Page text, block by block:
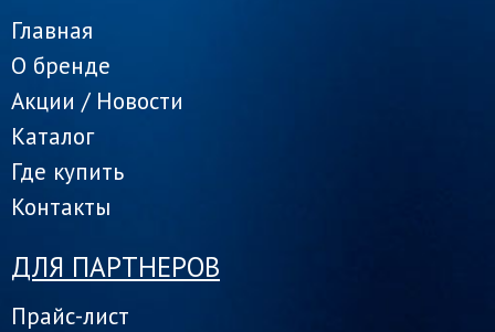
Главная
О бренде
Акции / Новости
Каталог
Где купить
Контакты
ДЛЯ ПАРТНЕРОВ
Прайс-лист